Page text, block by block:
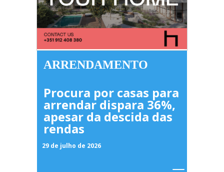
ARRENDAMENTO
Procura por casas para
arrendar dispara 36%,
apesar da descida das
rendas
29 de julho de 2026